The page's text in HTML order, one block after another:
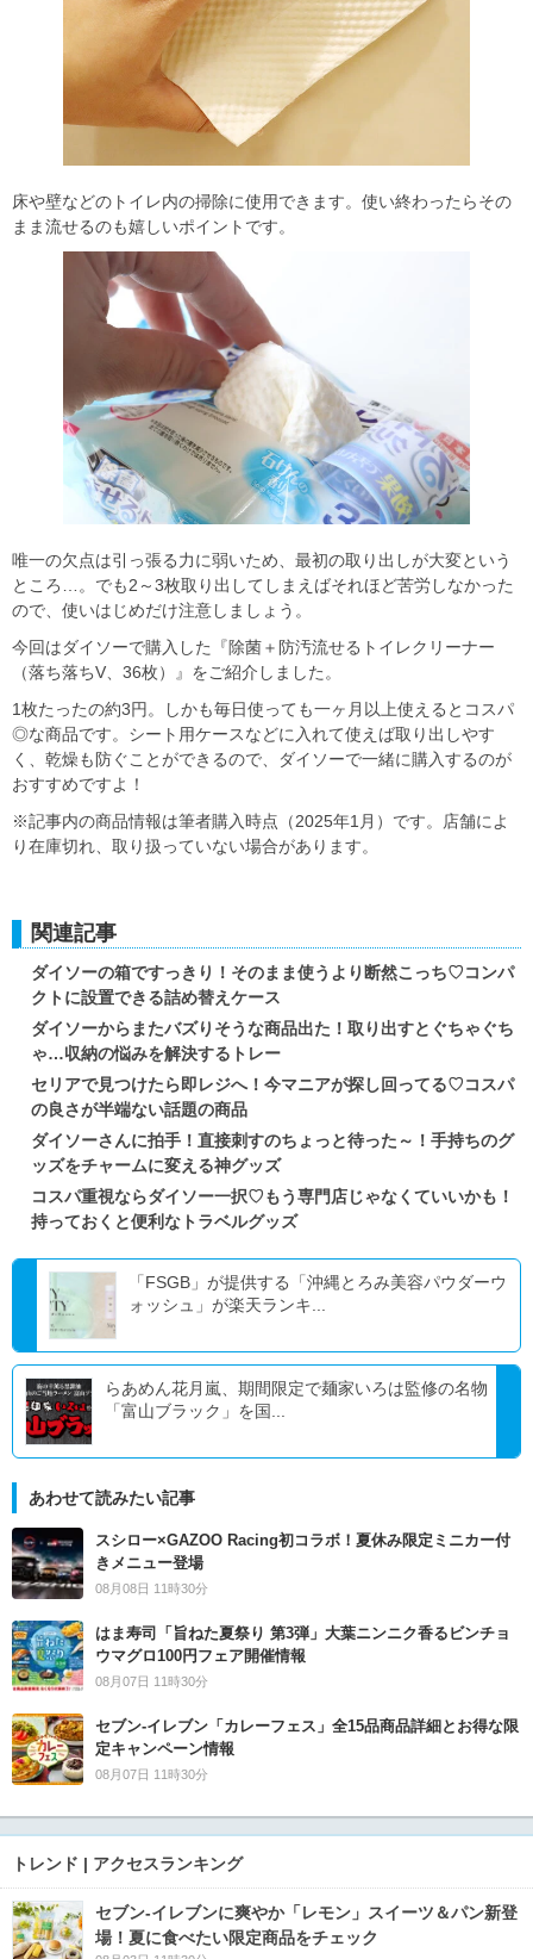
床や壁などのトイレ内の掃除に使用できます。使い終わったらその
まま流せるのも嬉しいポイントです。
唯一の欠点は引っ張る力に弱いため、最初の取り出しが大変という
ところ…。でも2～3枚取り出してしまえばそれほど苦労しなかった
ので、使いはじめだけ注意しましょう。
今回はダイソーで購入した『除菌＋防汚流せるトイレクリーナー
（落ち落ちV、36枚）』をご紹介しました。
1枚たったの約3円。しかも毎日使っても一ヶ月以上使えるとコスパ
◎な商品です。シート用ケースなどに入れて使えば取り出しやす
く、乾燥も防ぐことができるので、ダイソーで一緒に購入するのが
おすすめですよ！
※記事内の商品情報は筆者購入時点（2025年1月）です。店舗によ
り在庫切れ、取り扱っていない場合があります。
関連記事
ダイソーの箱ですっきり！そのまま使うより断然こっち♡コンパ
クトに設置できる詰め替えケース
ダイソーからまたバズりそうな商品出た！取り出すとぐちゃぐち
ゃ…収納の悩みを解決するトレー
セリアで見つけたら即レジへ！今マニアが探し回ってる♡コスパ
の良さが半端ない話題の商品
ダイソーさんに拍手！直接刺すのちょっと待った～！手持ちのグ
ッズをチャームに変える神グッズ
コスパ重視ならダイソー一択♡もう専門店じゃなくていいかも！
持っておくと便利なトラベルグッズ
「FSGB」が提供する「沖縄とろみ美容パウダーウ
ォッシュ」が楽天ランキ...
らあめん花月嵐、期間限定で麺家いろは監修の名物
「富山ブラック」を国...
あわせて読みたい記事
スシロー×GAZOO Racing初コラボ！夏休み限定ミニカー付
きメニュー登場
08月08日 11時30分
はま寿司「旨ねた夏祭り 第3弾」大葉ニンニク香るビンチョ
ウマグロ100円フェア開催情報
08月07日 11時30分
セブン‐イレブン「カレーフェス」全15品商品詳細とお得な限
定キャンペーン情報
08月07日 11時30分
トレンド | アクセスランキング
セブン‐イレブンに爽やか「レモン」スイーツ＆パン新登
場！夏に食べたい限定商品をチェック